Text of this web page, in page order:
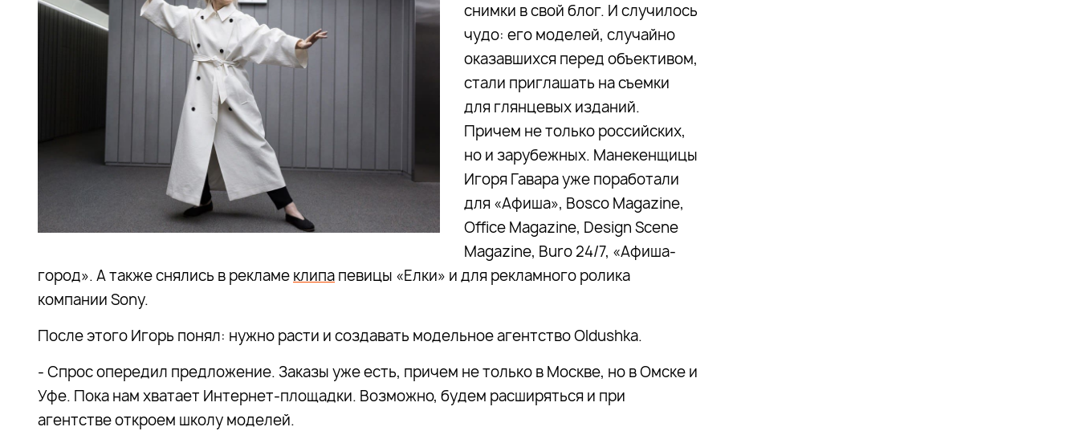
снимки в свой блог. И случилось
чудо: его моделей, случайно
оказавшихся перед объективом,
стали приглашать на съемки
для глянцевых изданий.
Причем не только российских,
но и зарубежных. Манекенщицы
Игоря Гавара уже поработали
для «Афиша», Bosco Magazine,
Office Magazine, Design Scene
Magazine, Buro 24/7, «Афиша-
город». А также снялись в рекламе клипа певицы «Елки» и для рекламного ролика
компании Sony.
После этого Игорь понял: нужно расти и создавать модельное агентство Oldushka.
- Спрос опередил предложение. Заказы уже есть, причем не только в Москве, но в Омске и
Уфе. Пока нам хватает Интернет-площадки. Возможно, будем расширяться и при
агентстве откроем школу моделей.